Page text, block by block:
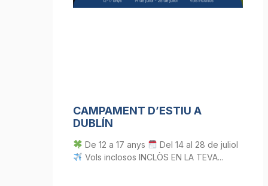
CAMPAMENT D’ESTIU A
DUBLÍN
De 12 a 17 anys
Del 14 al 28 de juliol
Vols inclosos INCLÒS EN LA TEVA